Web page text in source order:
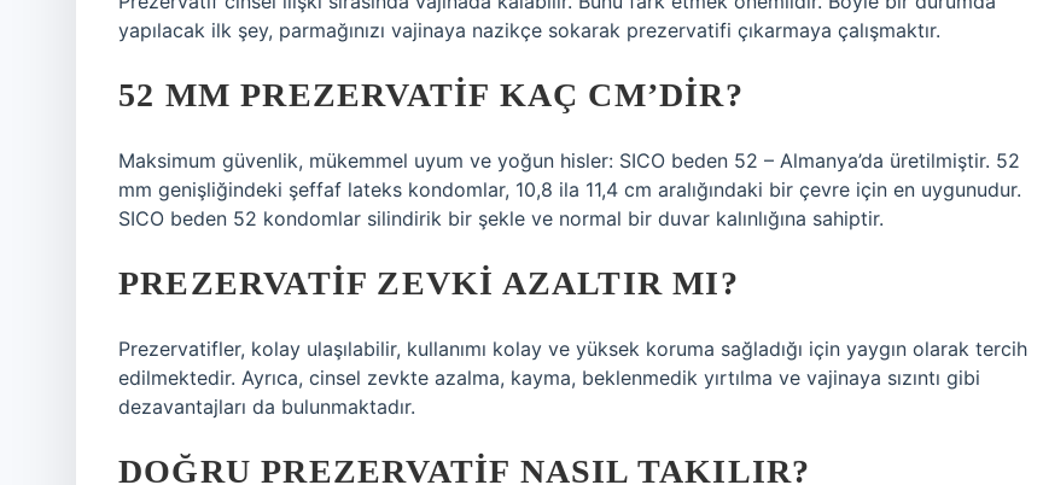
yapılacak ilk şey, parmağınızı vajinaya nazikçe sokarak prezervatifi çıkarmaya çalışmaktır.
52 MM PREZERVATIF KAÇ CM’DIR?
Maksimum güvenlik, mükemmel uyum ve yoğun hisler: SICO beden 52 – Almanya’da üretilmiştir. 52
mm genişliğindeki şeffaf lateks kondomlar, 10,8 ila 11,4 cm aralığındaki bir çevre için en uygunudur.
SICO beden 52 kondomlar silindirik bir şekle ve normal bir duvar kalınlığına sahiptir.
PREZERVATIF ZEVKI AZALTIR MI?
Prezervatifler, kolay ulaşılabilir, kullanımı kolay ve yüksek koruma sağladığı için yaygın olarak tercih
edilmektedir. Ayrıca, cinsel zevkte azalma, kayma, beklenmedik yırtılma ve vajinaya sızıntı gibi
dezavantajları da bulunmaktadır.
DOĞRU PREZERVATIF NASIL TAKILIR?